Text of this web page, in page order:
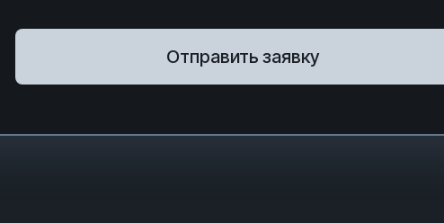
Отправить заявку